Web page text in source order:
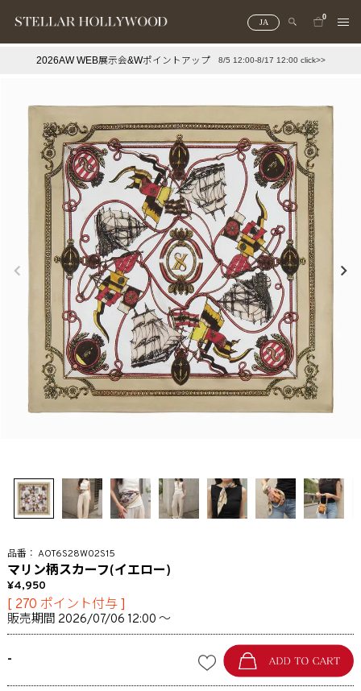
JA
0
2026AW WEB展示会&Wポイントアップ 8/5 12:00-8/17 12:00 click>>
AOT6S28W02S15
マリン柄スカーフ(イエロー)
4,950
[ 270 ポイント付与 ]
販売期間 2026/07/06 12:00 〜
-